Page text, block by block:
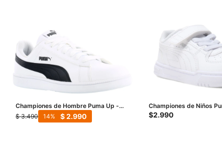
Championes de Hombre Puma Up -
Blanco - Negro
$ 3.490 $2.990
14
Championes de Niños
Ac - Blanco
$2.990